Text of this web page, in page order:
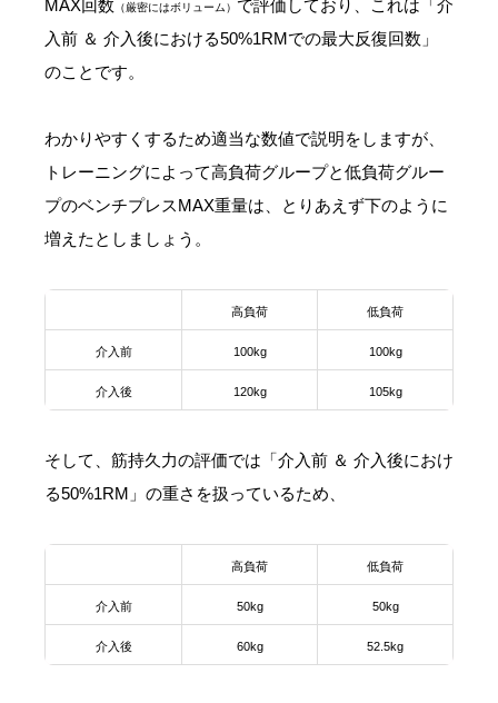
MAX回数 （厳密にはボリューム） で評価しており、これは「介
入前 ＆ 介入後における50%1RMでの最大反復回数」
のことです。
わかりやすくするため適当な数値で説明をしますが、
トレーニングによって高負荷グループと低負荷グルー
プのベンチプレスMAX重量は、とりあえず下のように
増えたとしましょう。
高負荷 低負荷
介入前 100kg 100kg
介入後 120kg 105kg
そして、筋持久力の評価では「介入前 ＆ 介入後におけ
る50%1RM」の重さを扱っているため、
高負荷 低負荷
介入前 50kg 50kg
介入後 60kg 52.5kg